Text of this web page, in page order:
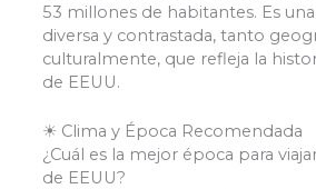
53 millones de habitantes. Es
diversa y contrastada, tanto
culturalmente, que refleja la
de EEUU.
☀ Clima y Época Recomendada
¿Cuál es la mejor época para
de EEUU?